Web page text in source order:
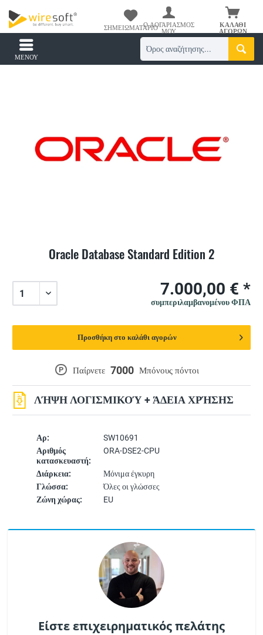
ΚΑΛΆΘΙ
ΑΓΟΡΏΝ
ΣΗΜΕΙΩΜΑΤΆΡΙΟΟ ΛΟΓΑΡΙΑΣΜΌΣ
ΜΟΥ
ΜΕΝΟΎ
Oracle Database Standard Edition 2
Αρ:
SW10691
Αριθμός
κατασκευαστή:
ORA-DSE2-CPU
Διάρκεια:
Μόνιμα έγκυρη
Γλώσσα:
Όλες οι γλώσσες
Ζώνη χώρας:
EU
P Παίρνετε 7000 Μπόνους πόντοι
ΛΉΨΗ ΛΟΓΙΣΜΙΚΟΎ + ΆΔΕΙΑ ΧΡΉΣΗΣ
7.000,00 € *
συμπεριλαμβανομένου ΦΠΑ
Προσθήκη στο καλάθι αγορών
Είστε επιχειρηματικός πελάτης